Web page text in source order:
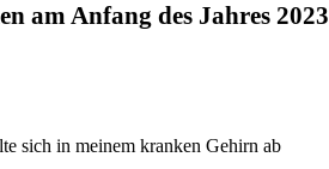
am Anfang des Jahres 2023
sich in meinem kranken Gehirn ab